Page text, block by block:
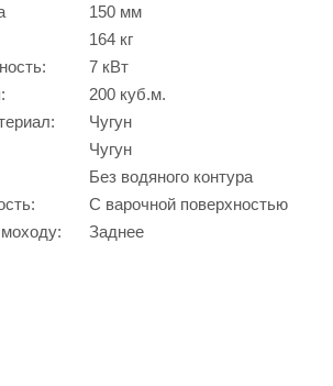
150 мм
164 кг
7 кВт
200 куб.м.
Чугун
Чугун
Без водяного контура
С варочной поверхностью
Заднее